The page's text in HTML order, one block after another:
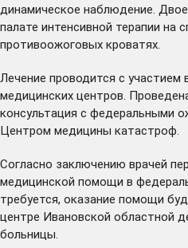
динамическое наблюдение.
палате интенсивной терапии на
противоожоговых кроватях.
Лечение проводится с
медицинских центров.
консультация с федеральными
Центром медицины катастроф.
Согласно заключению врачей
медицинской помощи в
требуется, оказание помощи
центре Ивановской областной
больницы.